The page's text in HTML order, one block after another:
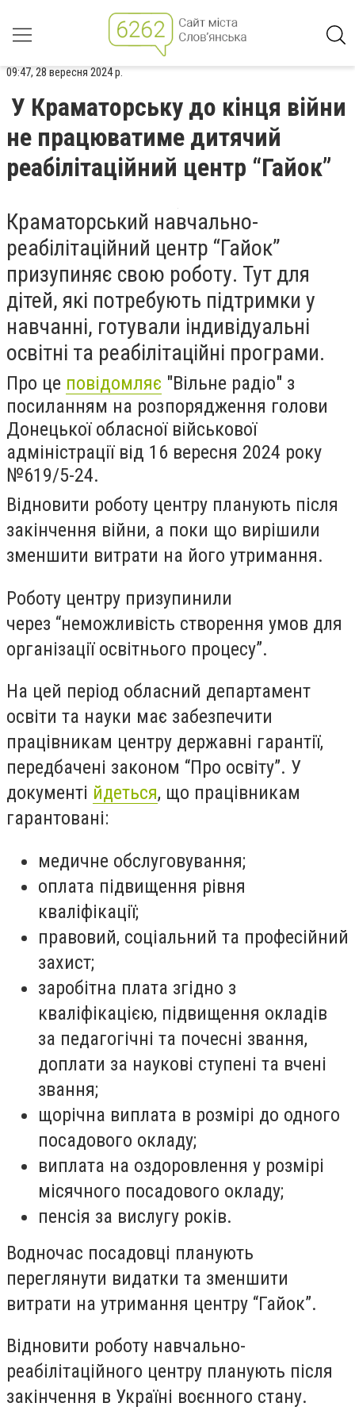
09:47, 28 вересня 2024 р.
У Краматорську до кінця війни
не працюватиме дитячий
реабілітаційний центр “Гайок”
Краматорський навчально-
реабілітаційний центр “Гайок”
призупиняє свою роботу. Тут для
дітей, які потребують підтримки у
навчанні, готували індивідуальні
освітні та реабілітаційні програми.
Про це повідомляє "Вільне радіо" з
посиланням на розпорядження голови
Донецької обласної військової
адміністрації від 16 вересня 2024 року
№619/5-24.
Відновити роботу центру планують після
закінчення війни, а поки що вирішили
зменшити витрати на його утримання.
Роботу центру призупинили
через “неможливість створення умов для
організації освітнього процесу”.
На цей період обласний департамент
освіти та науки має забезпечити
працівникам центру державні гарантії,
передбачені законом “Про освіту”. У
документі йдеться, що працівникам
гарантовані:
медичне обслуговування;
оплата підвищення рівня
кваліфікації;
правовий, соціальний та професійний
захист;
заробітна плата згідно з
кваліфікацією, підвищення окладів
за педагогічні та почесні звання,
доплати за наукові ступені та вчені
звання;
щорічна виплата в розмірі до одного
посадового окладу;
виплата на оздоровлення у розмірі
місячного посадового окладу;
пенсія за вислугу років.
Водночас посадовці планують
переглянути видатки та зменшити
витрати на утримання центру “Гайок”.
Відновити роботу навчально-
реабілітаційного центру планують після
закінчення в Україні воєнного стану.